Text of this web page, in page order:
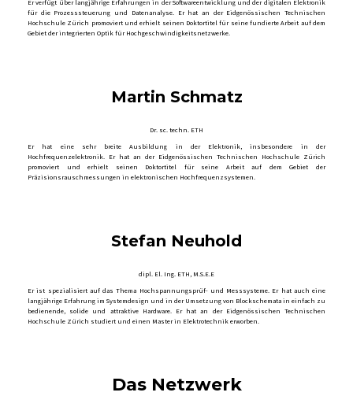
Er verfügt über langjährige Erfahrungen in der Softwareentwicklung und der digitalen Elektronik
für die Prozesssteuerung und Datenanalyse. Er hat an der Eidgenössischen Technischen
Hochschule Zürich promoviert und erhielt seinen Doktortitel für seine fundierte Arbeit auf dem
Gebiet der integrierten Optik für Hochgeschwindigkeitsnetzwerke.
Martin Schmatz
Dr. sc. techn. ETH
Er hat eine sehr breite Ausbildung in der Elektronik, insbesondere in der
Hochfrequenzelektronik. Er hat an der Eidgenössischen Technischen Hochschule Zürich
promoviert und erhielt seinen Doktortitel für seine Arbeit auf dem Gebiet der
Präzisionsrauschmessungen in elektronischen Hochfrequenzsystemen.
Stefan Neuhold
dipl. El. Ing. ETH, M.S.E.E
Er ist spezialisiert auf das Thema Hochspannungsprüf- und Messsysteme. Er hat auch eine
langjährige Erfahrung im Systemdesign und in der Umsetzung von Blockschemata in einfach zu
bedienende, solide und attraktive Hardware. Er hat an der Eidgenössischen Technischen
Hochschule Zürich studiert und einen Master in Elektrotechnik erworben.
Das Netzwerk